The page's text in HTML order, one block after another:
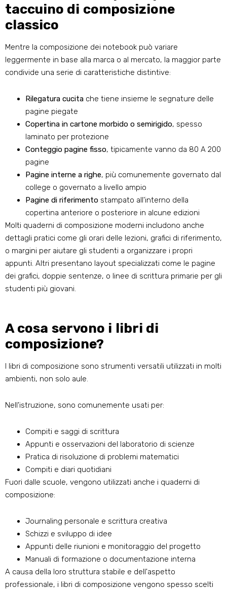
taccuino di composizione
classico
Mentre la composizione dei notebook può variare
leggermente in base alla marca o al mercato, la maggior parte
condivide una serie di caratteristiche distintive:
Rilegatura cucita che tiene insieme le segnature delle
pagine piegate
Copertina in cartone morbido o semirigido, spesso
laminato per protezione
Conteggio pagine fisso, tipicamente vanno da 80 A 200
pagine
Pagine interne a righe, più comunemente governato dal
college o governato a livello ampio
Pagine di riferimento stampato all'interno della
copertina anteriore o posteriore in alcune edizioni
Molti quaderni di composizione moderni includono anche
dettagli pratici come gli orari delle lezioni, grafici di riferimento,
o margini per aiutare gli studenti a organizzare i propri
appunti. Altri presentano layout specializzati come le pagine
dei grafici, doppie sentenze, o linee di scrittura primarie per gli
studenti più giovani.
A cosa servono i libri di
composizione?
I libri di composizione sono strumenti versatili utilizzati in molti
ambienti, non solo aule.
Nell'istruzione, sono comunemente usati per:
Compiti e saggi di scrittura
Appunti e osservazioni del laboratorio di scienze
Pratica di risoluzione di problemi matematici
Compiti e diari quotidiani
Fuori dalle scuole, vengono utilizzati anche i quaderni di
composizione:
Journaling personale e scrittura creativa
Schizzi e sviluppo di idee
Appunti delle riunioni e monitoraggio del progetto
Manuali di formazione o documentazione interna
A causa della loro struttura stabile e dell'aspetto
professionale, i libri di composizione vengono spesso scelti